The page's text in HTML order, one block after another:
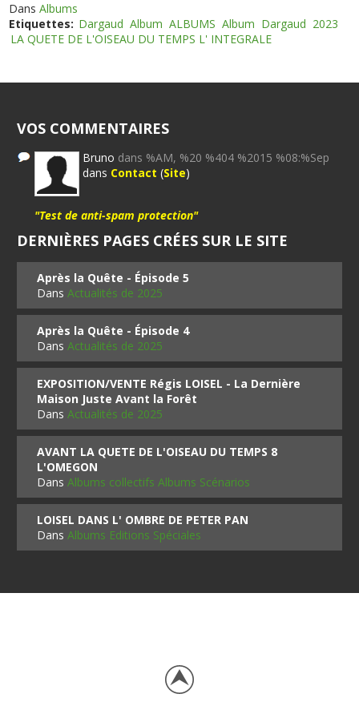
DansAlbums
Etiquettes: Dargaud Album ALBUMS Album Dargaud 2023
LA QUETE DE L'OISEAU DU TEMPS L' INTEGRALE
VOS COMMENTAIRES
Bruno dans %AM, %20 %404 %2015 %08:%Sep
dans Contact (Site)
"Test de anti-spam protection"
DERNIÈRES PAGES CRÉES SUR LE SITE
Après la Quête - Épisode 5
DansActualités de 2025
Après la Quête - Épisode 4
DansActualités de 2025
EXPOSITION/VENTE Régis LOISEL - La Dernière
Maison Juste Avant la Forêt
DansActualités de 2025
AVANT LA QUETE DE L'OISEAU DU TEMPS 8
L'OMEGON
DansAlbums collectifs Albums Scénarios
LOISEL DANS L' OMBRE DE PETER PAN
DansAlbums Editions Spéciales